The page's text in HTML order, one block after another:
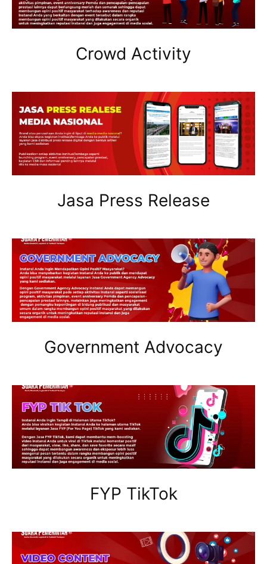
Crowd Activity
Jasa Press Release
Government Advocacy
FYP TikTok